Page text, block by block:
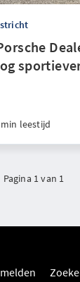
leestijd
Pagina 1 van 1